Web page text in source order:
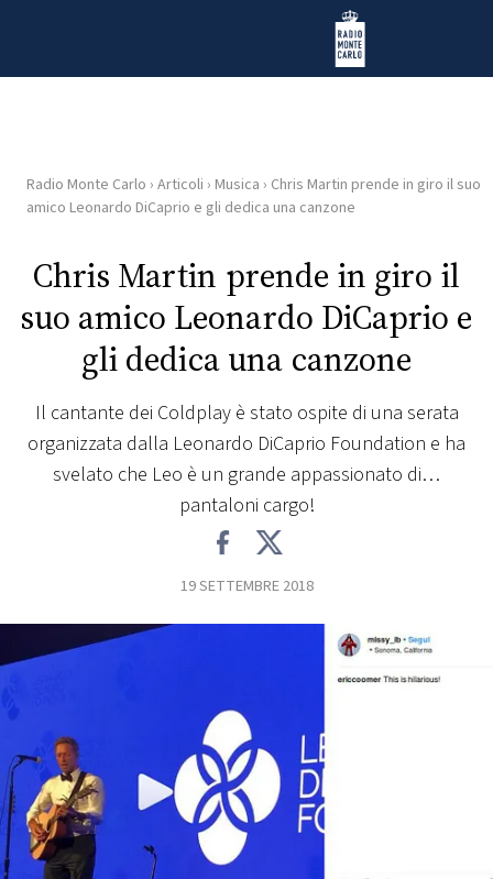
Radio Monte Carlo
HOME
RADIO
WEB
PLAYLIST
NEWS
EVENTI
VIDEO
TV
PRINCIPATO
Radio Monte Carlo › Articoli › Musica › Chris Martin prende in giro il suo
amico Leonardo DiCaprio e gli dedica una canzone
Chris Martin prende in giro il
suo amico Leonardo DiCaprio e
gli dedica una canzone
Il cantante dei Coldplay è stato ospite di una serata
organizzata dalla Leonardo DiCaprio Foundation e ha
svelato che Leo è un grande appassionato di…
pantaloni cargo!
19 SETTEMBRE 2018